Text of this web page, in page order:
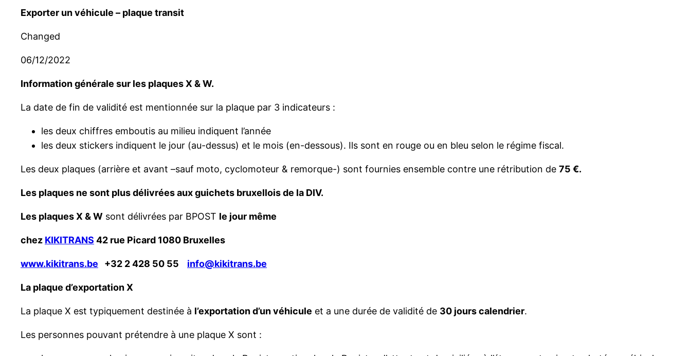
Exporter un véhicule – plaque transit
Changed
06/12/2022
Information générale sur les plaques X & W.
La date de fin de validité est mentionnée sur la plaque par 3 indicateurs :
les deux chiffres emboutis au milieu indiquent l’année
les deux stickers indiquent le jour (au-dessus) et le mois (en-dessous). Ils sont en rouge ou en bleu selon le régime fiscal.
Les deux plaques (arrière et avant –sauf moto, cyclomoteur & remorque-) sont fournies ensemble contre une rétribution de 75 €.
Les plaques ne sont plus délivrées aux guichets bruxellois de la DIV.
Les plaques X & W sont délivrées par BPOST le jour même
chez KIKITRANS 42 rue Picard 1080 Bruxelles
www.kikitrans.be +32 2 428 50 55 info@kikitrans.be
La plaque d’exportation X
La plaque X est typiquement destinée à l’exportation d’un véhicule et a une durée de validité de 30 jours calendrier.
Les personnes pouvant prétendre à une plaque X sont :